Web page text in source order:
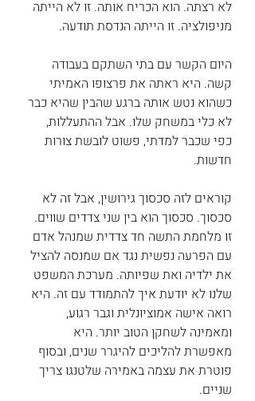
לא רצתה. הוא הכריח אותה. זו לא הייתה
מניפולציה. זו הייתה הנדסת תודעה.
היום הקשר עם בתי השתקם בעבודה
קשה. היא ראתה את פרצופו האמיתי
כשהוא נטש אותה ברגע שהבין שהיא כבר
לא כלי במשחק שלו. אבל ההתעללות,
כפי שכבר למדתי, פשוט לובשת צורות
חדשות.
קוראים לזה סכסוך גירושין, אבל זה לא
סכסוך. סכסוך הוא בין שני צדדים שווים.
זו מלחמת התשה חד צדדית שמנהל אדם
עם הפרעה נפשית נגד אם שמנסה להציל
את ילדיה ואת שפיותה. מערכת המשפט
שלנו לא יודעת איך להתמודד עם זה. היא
רואה אישה אמוציונלית וגבר רגוע,
ומאמינה לשחקן הטוב יותר. היא
מאפשרת להליכים להיגרר שנים, ובסוף
פוטרת את עצמה באמירה שלטנגו צריך
שניים.